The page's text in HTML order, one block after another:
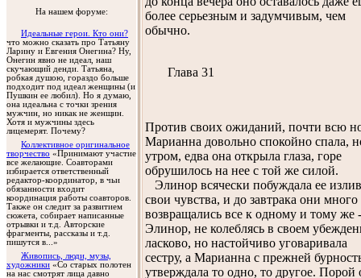
На нашем форуме:
Идеальные герои. Кто они?
что можно сказать про Татьяну
Ларину и Евгения Онегина? Ну,
Онегин явно не идеал, наш
скучающий денди. Татьяна,
робкая душою, гораздо больше
подходит под идеал женщины (и
Пушкин ее любил). Но я думаю,
она идеальна с точки зрения
мужчин, но никак не женщин.
Хотя и мужчины здесь
лицемерят. Почему?
Коллективное оригинальное
творчество «Принимают участие
все желающие. Соавторами
избирается ответственный
редактор-координатор, в чьи
обязанности входит
координация работы соавторов.
Также он следит за развитием
сюжета, собирает написанные
отрывки и т.д. Авторские
фрагменты, рассказы и т.д.
пишутся в...»
Живопись, люди, музы,
художники «Со старых полотен
на нас смотрят лица давно
более серьезным и задумчивым, чем
обычно.
Глава 31
Против своих ожиданий, почти всю
Марианна довольно спокойно спала,
утром, едва она открыла глаза, горе
обрушилось на нее с той же силой.
Элинор всячески побуждала ее
свои чувства, и до завтрака они много
возвращались все к одному и тому же -
Элинор, не колеблясь в своем
ласково, но настойчиво уговаривала
сестру, а Марианна с прежней
утверждала то одно, то другое. Порой